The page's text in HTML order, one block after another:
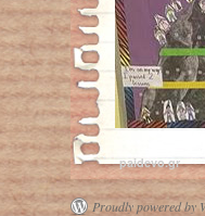
paidevo.gr
Proudly powered by